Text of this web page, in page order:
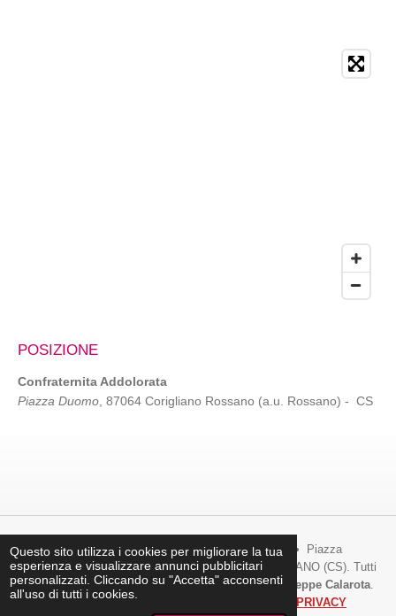
Questo sito utilizza i cookies per migliorare la tua
esperienza e visualizzare annunci pubblicitari
personalizzati. Cliccando su "Accetta" acconsenti
all'uso di tutti i cookies.
POSIZIONE
Confraternita Addolorata
Piazza Duomo , 87064 Corigliano Rossano (a.u. Rossano) - CS
Copyright © 2006 Confraternita Maria SS. Addolorata. • Piazza
Duomo • 87064 CORIGLIANO ROSSANO a.u. ROSSANO (CS). Tutti
i diritti riservati. Realizzazione sito web a cura dIGiuseppe Calarota.
On line dal 3 ottobre 2006.
PRIVACY